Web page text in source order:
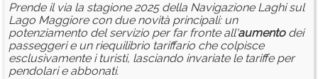
Prende il via la stagione 2025 della Navigazione Laghi sul
Lago Maggiore con due novità principali: un
potenziamento del servizio per far fronte all'aumentodei
passeggeri e un riequilibrio tariffario che colpisce
esclusivamente i turisti, lasciando invariate le tariffe per
pendolari e abbonati.